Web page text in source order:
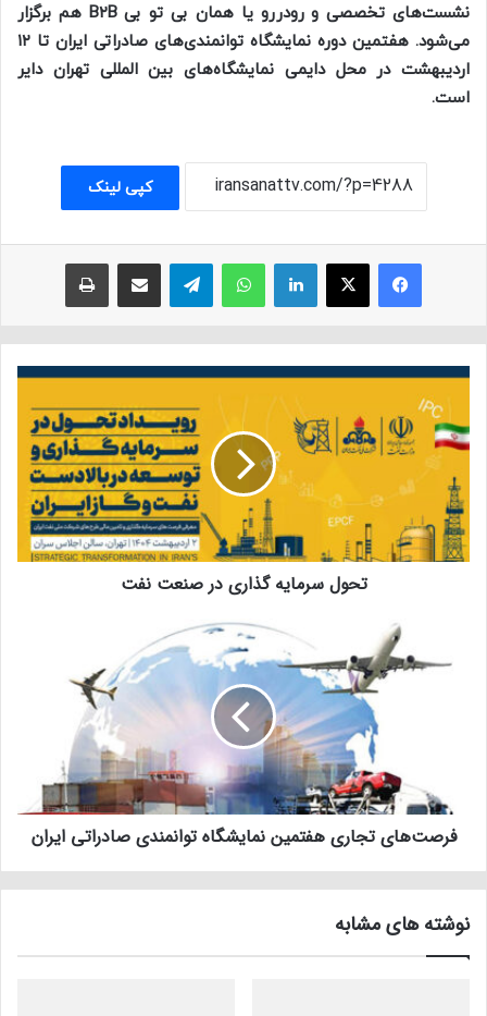
نشست‌های تخصصی و رودررو یا همان بی تو بی B۲B هم برگزار
می‌شود. هفتمین دوره نمایشگاه توانمندی‌های صادراتی ایران تا ۱۲
اردیبهشت در محل دایمی نمایشگاه‌های بین المللی تهران دایر
است.
کپی لینک
فیسبوک ایکس لینکداین واتس آپ تلگرام
تحول سرمایه گذاری در صنعت نفت
فرصت‌های تجاری هفتمین نمایشگاه توانمندی صادراتی ایران
نوشته های مشابه